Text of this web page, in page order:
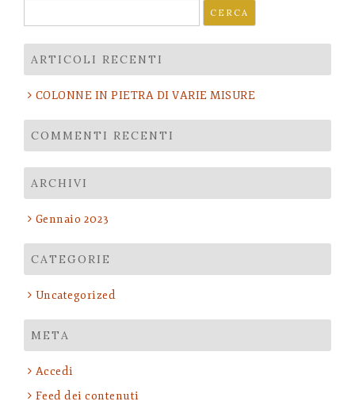
per:
ARTICOLI RECENTI
COLONNE IN PIETRA DI VARIE MISURE
COMMENTI RECENTI
ARCHIVI
Gennaio 2023
CATEGORIE
Uncategorized
META
Accedi
Feed dei contenuti